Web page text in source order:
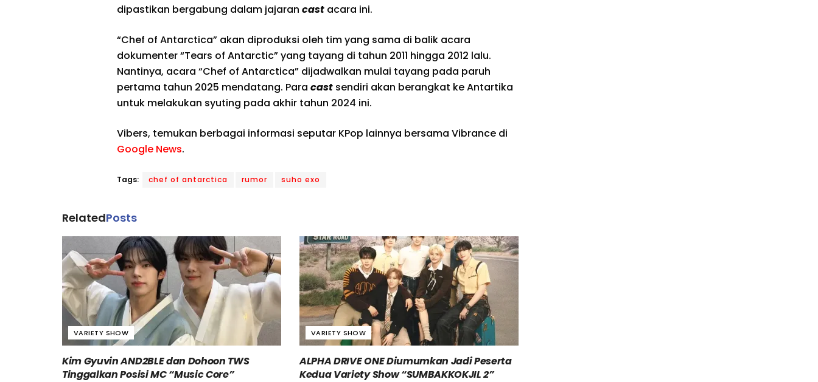
dipastikan bergabung dalam jajaran cast acara ini.
“Chef of Antarctica” akan diproduksi oleh tim yang sama di balik acara
dokumenter “Tears of Antarctic” yang tayang di tahun 2011 hingga 2012 lalu.
Nantinya, acara “Chef of Antarctica” dijadwalkan mulai tayang pada paruh
pertama tahun 2025 mendatang. Para cast sendiri akan berangkat ke Antartika
untuk melakukan syuting pada akhir tahun 2024 ini.
Vibers, temukan berbagai informasi seputar KPop lainnya bersama Vibrance di
Google News.
Tags: chef of antarctica rumor suho exo
RelatedPosts
VARIETY SHOW
Kim Gyuvin AND2BLE dan Dohoon TWS
Tinggalkan Posisi MC “Music Core”
VARIETY SHOW
ALPHA DRIVE ONE Diumumkan Jadi Peserta
Kedua Variety Show “SUMBAKKOKJIL 2”